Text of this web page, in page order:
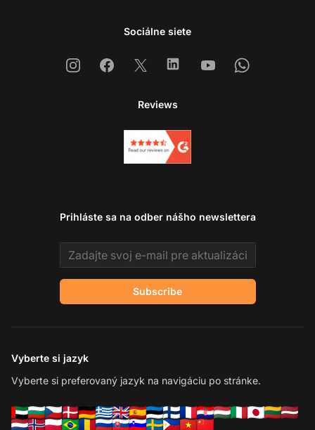
Sociálne siete
InstagramFacebook
X LinkedinYoutubeWhatsapp
Reviews
Prihláste sa na odber nášho newslettera
Email address
Subscribe
Vyberte si jazyk
Vyberte si preferovaný jazyk na navigáciu po stránke.